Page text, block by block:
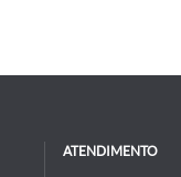
ATENDIMENTO